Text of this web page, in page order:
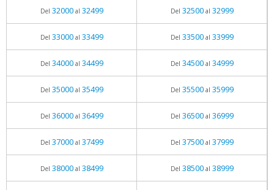
Del 32000al 32499 Del 32500al 32999
Del 33000al 33499 Del 33500al 33999
Del 34000al 34499 Del 34500al 34999
Del 35000al 35499 Del 35500al 35999
Del 36000al 36499 Del 36500al 36999
Del 37000al 37499 Del 37500al 37999
Del 38000al 38499 Del 38500al 38999